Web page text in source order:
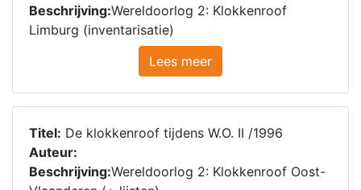
Beschrijving:Wereldoorlog 2: Klokkenroof
Limburg (inventarisatie)
Lees meer
Titel: De klokkenroof tijdens W.O. II /1996
Auteur:
Beschrijving:Wereldoorlog 2: Klokkenroof Oost-